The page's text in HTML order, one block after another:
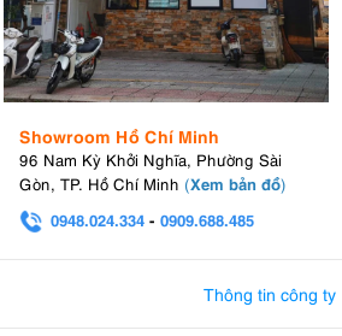
Showroom Hồ Chí Minh
96 Nam Kỳ Khởi Nghĩa, Phường Sài
Gòn, TP. Hồ Chí Minh (Xem bản đồ)
0948.024.334 - 0909.688.485
Thông tin công ty